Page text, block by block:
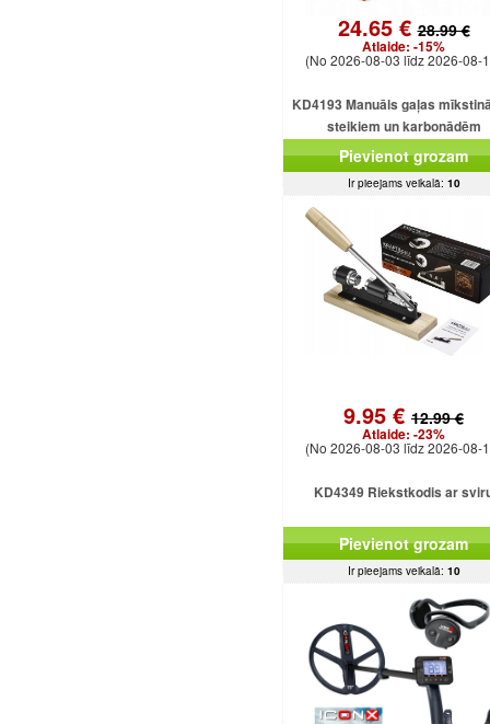
24.65 €28.99 €
Atlaide: -15%
(No 2026-08-03 līdz 2026-08-
KD4193 Manuāls gaļas
steikiem un karbonādēm
Pievienot grozam
Ir pieejams veikalā: 10
9.95 € 12.99 €
Atlaide: -23%
(No 2026-08-03 līdz 2026-08-
KD4349 Riekstkodis ar
Pievienot grozam
Ir pieejams veikalā: 10